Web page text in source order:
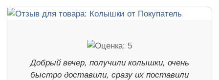
Добрый вечер, получили колышки, очень
быстро доставили, сразу их поставили